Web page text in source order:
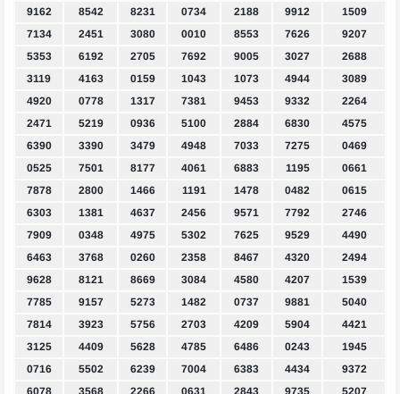
9162
8542 8231 0734 2188 9912
1509
7134
2451 3080 0010 8553 7626
9207
5353
6192 2705 7692 9005 3027
2688
3119
4163 0159 1043 1073 4944
3089
4920
0778 1317 7381 9453 9332
2264
2471
5219 0936 5100 2884 6830
4575
6390
3390 3479 4948 7033 7275
0469
0525
7501 8177 4061 6883 1195
0661
7878
2800 1466 1191 1478 0482
0615
6303
1381 4637 2456 9571 7792
2746
7909
0348 4975 5302 7625 9529
4490
6463
3768 0260 2358 8467 4320
2494
9628
8121 8669 3084 4580 4207
1539
7785
9157 5273 1482 0737 9881
5040
7814
3923 5756 2703 4209 5904
4421
3125
4409 5628 4785 6486 0243
1945
0716
5502 6239 7004 6383 4434
9372
6078
3568 2266 0631 2843 9735 5207